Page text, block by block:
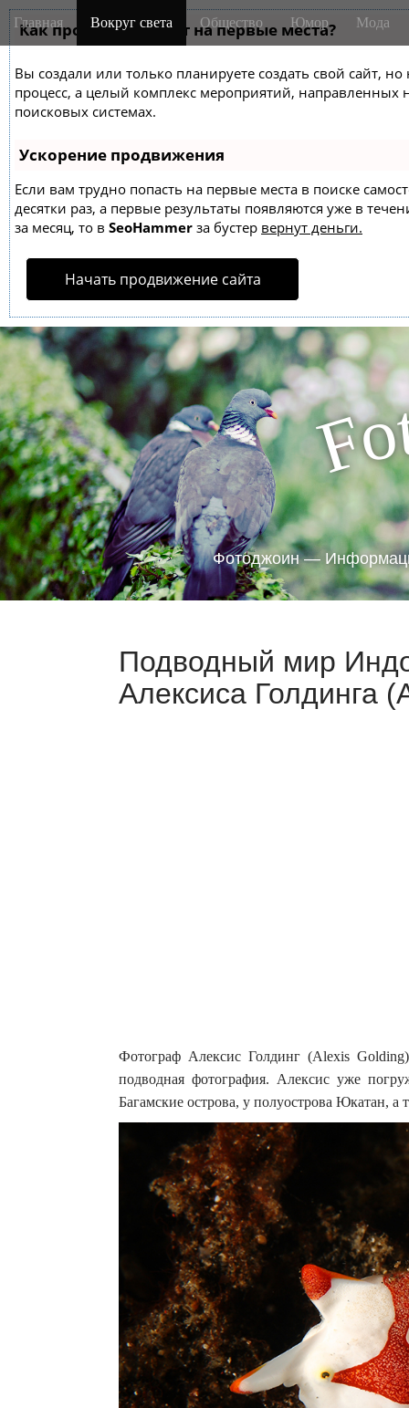
Как продвинуть сайт на первые места?
Вы создали или только планируете создать свой сайт,
процесс, а целый комплекс мероприятий,
поисковых системах.
Ускорение продвижения
Если вам трудно попасть на первые места в поиске
десятки раз, а первые результаты появляются уже в
за месяц, то в SeoHammer за бустер вернут деньги.
Начать продвижение сайта
M
a
n
m
e
n
u
i
Главная Вокруг света Общество Юмор Мода
Fo
Фотоджоин —
Подводный мир
Алексиса Голдинга
Фотограф Алексис Голдинг (Alexis
подводная фотография. Алексис уже
Багамские острова, у полуострова Юкатан,